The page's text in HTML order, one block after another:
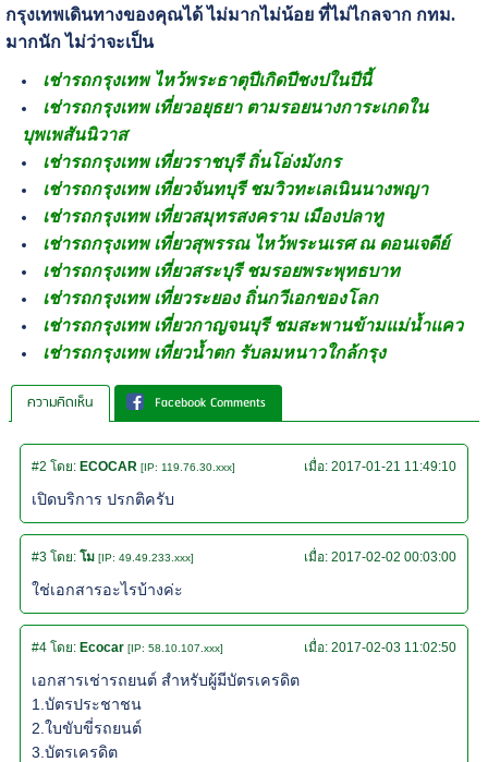
กรุงเทพเดินทางของคุณได้ ไม่มากไม่น้อย ที่ไม่ไกลจาก กทม.
มากนัก ไม่ว่าจะเป็น
เช่ารถกรุงเทพ ไหว้พระธาตุปีเกิดปีชงปในปีนี้
เช่ารถกรุงเทพ เที่ยวอยุธยา ตามรอยนางการะเกดใน
บุพเพสันนิวาส
เช่ารถกรุงเทพ เที่ยวราชบุรี ถิ่นโอ่งมังกร
เช่ารถกรุงเทพ เที่ยวจันทบุรี ชมวิวทะเลเนินนางพญา
เช่ารถกรุงเทพ เที่ยวสมุทรสงคราม เมืองปลาทู
เช่ารถกรุงเทพ เที่ยวสุพรรณ ไหว้พระนเรศ ณ ดอนเจดีย์
เช่ารถกรุงเทพ เที่ยวสระบุรี ชมรอยพระพุทธบาท
เช่ารถกรุงเทพ เที่ยวระยอง ถิ่นกวีเอกของโลก
เช่ารถกรุงเทพ เที่ยวกาญจนบุรี ชมสะพานข้ามแม่น้ำแคว
เช่ารถกรุงเทพ เที่ยวน้ำตก รับลมหนาวใกล้กรุง
ความคิดเห็น Facebook Comments
#2 โดย: ECOCAR [IP: 119.76.30.xxx] เมื่อ:2017-01-21 11:49:10
เปิดบริการ ปรกติครับ
#3โดย: โม [IP: 49.49.233.xxx] เมื่อ:2017-02-02 00:03:00
ใช่เอกสารอะไรบ้างค่ะ
#4โดย: Ecocar [IP: 58.10.107.xxx] เมื่อ:2017-02-03 11:02:50
เอกสารเช่ารถยนต์ สำหรับผู้มีบัตรเครดิต
1.บัตรประชาชน
2.ใบขับขี่รถยนต์
3.บัตรเครดิต